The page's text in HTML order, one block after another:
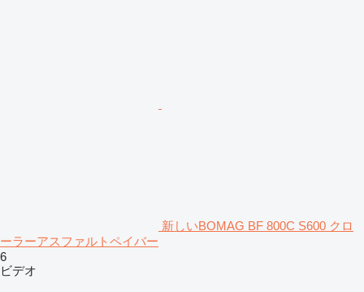
新しいBOMAG BF 800C S600 クロ
ーラーアスファルトペイバー
6
ビデオ